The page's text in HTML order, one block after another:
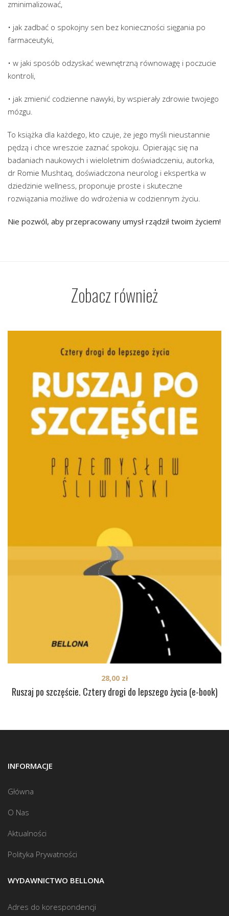
zminimalizować,
• jak zadbać o spokojny sen bez konieczności sięgania po
farmaceutyki,
• w jaki sposób odzyskać wewnętrzną równowagę i poczucie
kontroli,
• jak zmienić codzienne nawyki, by wspierały zdrowie twojego
mózgu.
To książka dla każdego, kto czuje, że jego myśli nieustannie
pędzą i chce wreszcie zaznać spokoju. Opierając się na
badaniach naukowych i wieloletnim doświadczeniu, autorka,
dr Romie Mushtaq, doświadczona neurolog i ekspertka w
dziedzinie wellness, proponuje proste i skuteczne
rozwiązania możliwe do wdrożenia w codziennym życiu.
Nie pozwól, aby przepracowany umysł rządził twoim życiem!
Zobacz również
Ruszaj po szczęście. Cztery drogi do lepszego życia (e-book)
28,00 zł
INFORMACJE
Główna
O Nas
Aktualności
Polityka Prywatności
WYDAWNICTWO BELLONA
Adres do korespondencji